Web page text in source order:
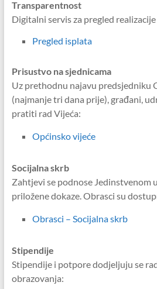
Transparentnost
Digitalni servis za pregled
Pregled isplata
Prisustvo na sjednicama
Uz prethodnu najavu predsjedniku
(najmanje tri dana prije), građani,
pratiti rad Vijeća:
Općinsko vijeće
Socijalna skrb
Zahtjevi se podnose Jedinstvenom
priložene dokaze. Obrasci su
Obrasci – Socijalna skrb
Stipendije
Stipendije i potpore dodjeljuju se
obrazovanja: